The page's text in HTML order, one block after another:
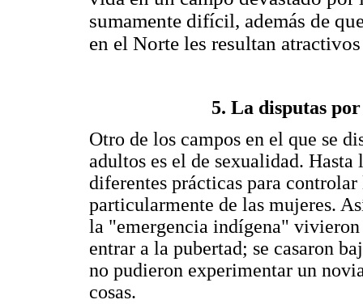
sumamente difícil, además de
en el Norte les resultan
5. La disputas
Otro de los campos en el que se
adultos es el de sexualidad.
diferentes prácticas para
particularmente de las mujeres.
la "emergencia indígena"
entrar a la pubertad; se casaron
no pudieron experimentar un
cosas.